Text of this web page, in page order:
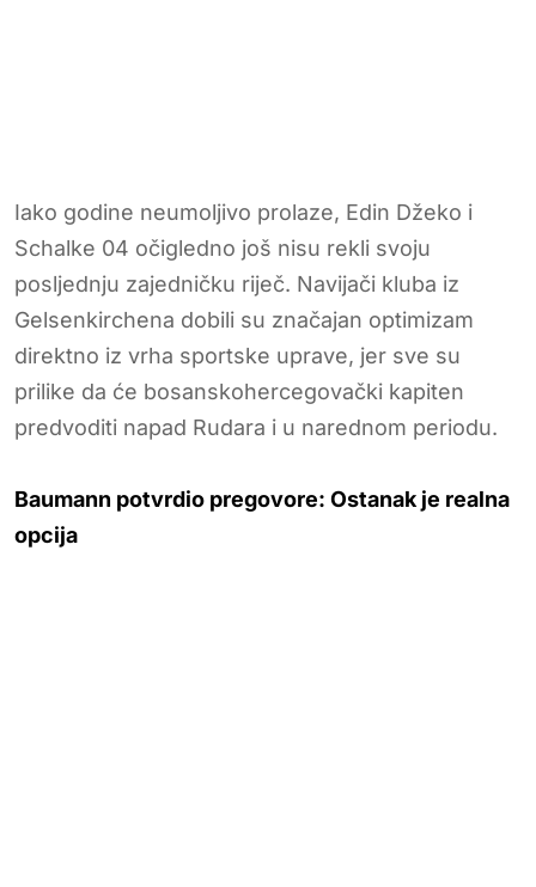
Iako godine neumoljivo prolaze, Edin Džeko i
Schalke 04 očigledno još nisu rekli svoju
posljednju zajedničku riječ. Navijači kluba iz
Gelsenkirchena dobili su značajan optimizam
direktno iz vrha sportske uprave, jer sve su
prilike da će bosanskohercegovački kapiten
predvoditi napad Rudara i u narednom periodu.
Baumann potvrdio pregovore: Ostanak je realna
opcija